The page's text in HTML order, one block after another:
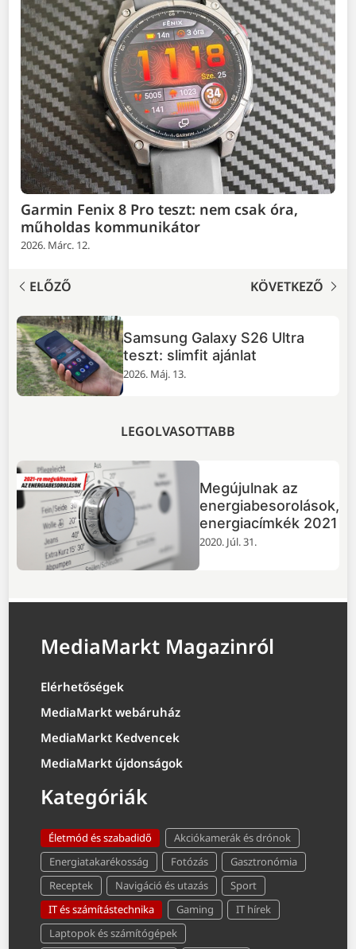
Garmin Fenix 8 Pro teszt: nem csak óra,
műholdas kommunikátor
2026. Márc. 12.
ELŐZŐ KÖVETKEZŐ
Samsung Galaxy S26 Ultra
teszt: slimfit ajánlat
2026. Máj. 13.
LEGOLVASOTTABB
Megújulnak az
energiabesorolások,
energiacímkék 2021
2020. Júl. 31.
MediaMarkt Magazinról
Elérhetőségek
MediaMarkt webáruház
MediaMarkt Kedvencek
MediaMarkt újdonságok
Kategóriák
Életmód és szabadidő
Akciókamerák és drónok
Energiatakarékosság
Fotózás
Gasztronómia
Receptek
Navigáció és utazás
Sport
IT és számítástechnika
Gaming
IT hírek
Laptopok és számítógépek